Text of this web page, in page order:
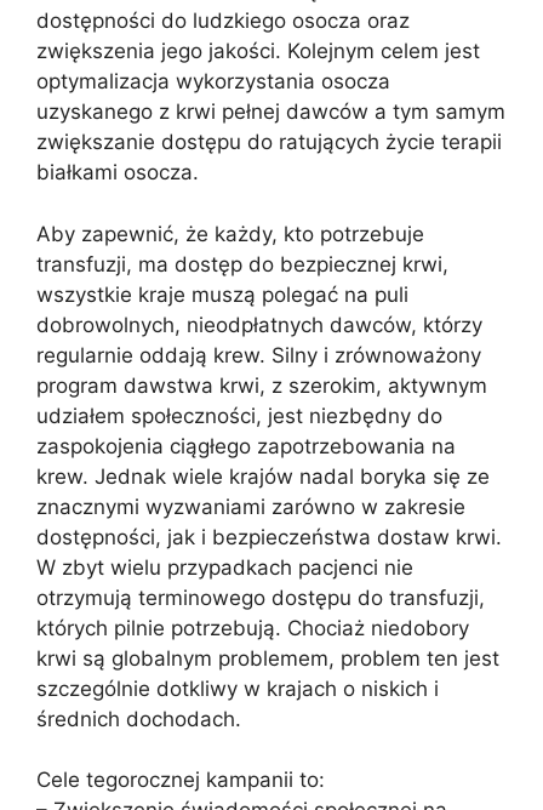
dostępności do ludzkiego osocza oraz
zwiększenia jego jakości. Kolejnym celem jest
optymalizacja wykorzystania osocza
uzyskanego z krwi pełnej dawców a tym samym
zwiększanie dostępu do ratujących życie terapii
białkami osocza.
Aby zapewnić, że każdy, kto potrzebuje
transfuzji, ma dostęp do bezpiecznej krwi,
wszystkie kraje muszą polegać na puli
dobrowolnych, nieodpłatnych dawców, którzy
regularnie oddają krew. Silny i zrównoważony
program dawstwa krwi, z szerokim, aktywnym
udziałem społeczności, jest niezbędny do
zaspokojenia ciągłego zapotrzebowania na
krew. Jednak wiele krajów nadal boryka się ze
znacznymi wyzwaniami zarówno w zakresie
dostępności, jak i bezpieczeństwa dostaw krwi.
W zbyt wielu przypadkach pacjenci nie
otrzymują terminowego dostępu do transfuzji,
których pilnie potrzebują. Chociaż niedobory
krwi są globalnym problemem, problem ten jest
szczególnie dotkliwy w krajach o niskich i
średnich dochodach.
Cele tegorocznej kampanii to: